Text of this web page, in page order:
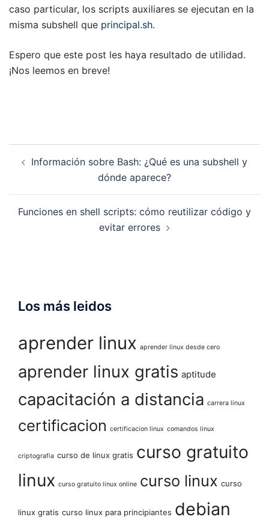
caso particular, los scripts auxiliares se ejecutan en la
misma subshell que principal.sh.
Espero que este post les haya resultado de utilidad.
¡Nos leemos en breve!
de Información sobre Bash: ¿Qué es una subshell y
dónde aparece?
Funciones en shell scripts: cómo reutilizar código y
evitar errores
Los más leidos
aprender linux aprender linux desde cero
aprender linux gratis aptitude
capacitación a distancia carrera linux
certificacion certificacion linux comandos linux
criptografia curso de linux gratis curso gratuito
linux curso gratuito linux online curso linux curso
linux gratis curso linux para principiantes debian